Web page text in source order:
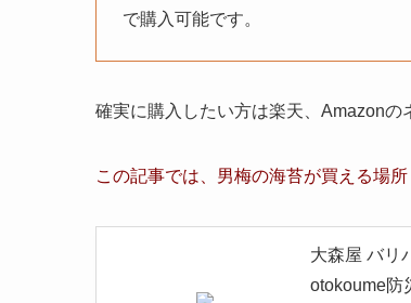
で購入可能です。
確実に購入したい方は楽天、Amazonの
この記事では、 男梅の海苔が買える場所
大森屋 バリ
otokoume防